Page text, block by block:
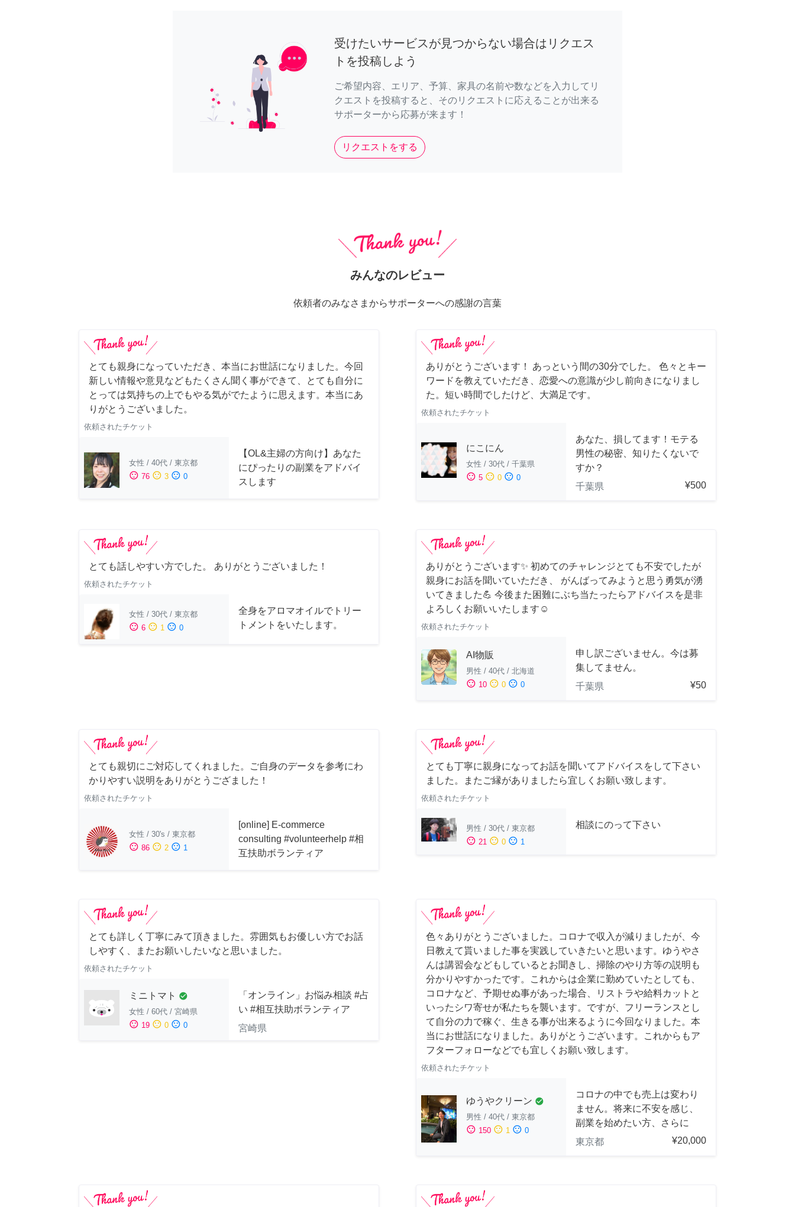
受けたいサービスが見つからない場合はリクエス
トを投稿しよう
ご希望内容、エリア、予算、家具の名前や数などを入力してリ
クエストを投稿すると、そのリクエストに応えることが出来る
サポーターから応募が来ます！
リクエストをする
みんなのレビュー
依頼者のみなさまからサポーターへの感謝の言葉
とても親身になっていただき、本当にお世話になりました。今回
新しい情報や意見などもたくさん聞く事ができて、とても自分に
とっては気持ちの上でもやる気がでたように思えます。本当にあ
りがとうございました。
依頼されたチケット
女性 / 40代 / 東京都
sentiment_satisfied 76 sentiment_neutral 3 sentiment_dissatisfied 0
【OL&主婦の方向け】あなた
にぴったりの副業をアドバイ
スします
ありがとうございます！ あっという間の30分でした。 色々とキー
ワードを教えていただき、恋愛への意識が少し前向きになりまし
た。短い時間でしたけど、大満足です。
依頼されたチケット
にこにん
女性 / 30代 / 千葉県
sentiment_satisfied 5 sentiment_neutral 0 sentiment_dissatisfied 0
あなた、損してます！モテる
男性の秘密、知りたくないで
すか？
千葉県
¥500
とても話しやすい方でした。 ありがとうございました！
依頼されたチケット
女性 / 30代 / 東京都
sentiment_satisfied 6 sentiment_neutral 1 sentiment_dissatisfied 0
全身をアロマオイルでトリー
トメントをいたします。
ありがとうございます✨ 初めてのチャレンジとても不安でしたが
親身にお話を聞いていただき、 がんばってみようと思う勇気が湧
いてきました💪 今後また困難にぶち当たったらアドバイスを是非
よろしくお願いいたします☺️
依頼されたチケット
AI物販
男性 / 40代 / 北海道
sentiment_satisfied 10 sentiment_neutral 0 sentiment_dissatisfied 0
申し訳ございません。今は募
集してません。
千葉県
¥50
とても親切にご対応してくれました。ご自身のデータを参考にわ
かりやすい説明をありがとうござました！
依頼されたチケット
女性 / 30's / 東京都
sentiment_satisfied 86 sentiment_neutral 2 sentiment_dissatisfied 1
[online] E-commerce
consulting #volunteerhelp #相
互扶助ボランティア
とても丁寧に親身になってお話を聞いてアドバイスをして下さい
ました。またご縁がありましたら宜しくお願い致します。
依頼されたチケット
男性 / 30代 / 東京都
sentiment_satisfied 21 sentiment_neutral 0 sentiment_dissatisfied 1
相談にのって下さい
とても詳しく丁寧にみて頂きました。雰囲気もお優しい方でお話
しやすく、またお願いしたいなと思いました。
依頼されたチケット
ミニトマト check_circle
女性 / 60代 / 宮崎県
sentiment_satisfied 19 sentiment_neutral 0 sentiment_dissatisfied 0
「オンライン」お悩み相談 #占
い #相互扶助ボランティア
宮崎県
色々ありがとうございました。コロナで収入が減りましたが、今
日教えて貰いました事を実践していきたいと思います。ゆうやさ
んは講習会などもしているとお聞きし、掃除のやり方等の説明も
分かりやすかったです。これからは企業に勤めていたとしても、
コロナなど、予期せぬ事があった場合、リストラや給料カットと
いったシワ寄せが私たちを襲います。ですが、フリーランスとし
て自分の力で稼ぐ、生きる事が出来るように今回なりました。本
当にお世話になりました。ありがとうございます。これからもア
フターフォローなどでも宜しくお願い致します。
依頼されたチケット
ゆうやクリーン check_circle
男性 / 40代 / 東京都
sentiment_satisfied 150 sentiment_neutral 1 sentiment_dissatisfied 0
コロナの中でも売上は変わり
ません。将来に不安を感じ、
副業を始めたい方、さらに
東京都
¥20,000